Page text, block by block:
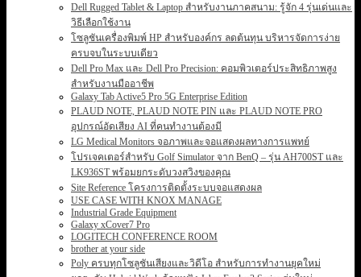
Dell Rugged Tablet & Laptop สำหรับงานภาคสนาม: รู้จัก 4 รุ่นเด่นและ
วิธีเลือกใช้งาน
โซลูชันเครื่องพิมพ์ HP สำหรับองค์กร ลดต้นทุน บริหารจัดการง่าย
ครบจบในระบบเดียว
Dell Pro Max และ Dell Pro Precision: คอมพิวเตอร์ประสิทธิภาพสูง
สำหรับงานมืออาชีพ
Galaxy Tab Active5 Pro 5G Enterprise Edition
PLAUD NOTE, PLAUD NOTE PIN และ PLAUD NOTE PRO
อุปกรณ์อัดเสียง AI ที่คนทำงานต้องมี
LG Medical Monitors จอภาพและจอแสดงผลทางการแพทย์
โปรเจคเตอร์สำหรับ Golf Simulator จาก BenQ – รุ่น AH700ST และ
LK936ST พร้อมยกระดับวงสวิงของคุณ
Site Reference โครงการติดตั้งระบบจอแสดงผล
USE CASE WITH KNOX MANAGE
Industrial Grade Equipment
Galaxy xCover7 Pro
LOGITECH CONFERENCE ROOM
brother at your side
Poly ครบทุกโซลูชันเสียงและวิดีโอ สำหรับการทำงานยุคใหม่